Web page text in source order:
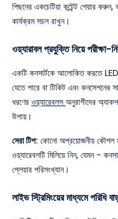
পিছনের একচেটিয়া কন্টেন্ট শেয়ার
কার্যক্রম সচল রাখুন।
ওয়্যারাবল প্রযুক্তি নিয়ে পরীক্ষা-
একটি কনসার্টকে আলোকিত করতে LED
যেতে পারে বা টিকিট এবং কনসেশনের
ধরণের ওয়্যারেবলস অনুরাগীদের
উপায়।
সেরা টিপ: কোনো অপ্রয়োজনীয় কৌশল
ওয়্যারেবলটি মিলিয়ে নিন, যেমন -
প্লেয়ার পরিসংখ্যান।
লাইভ স্ট্রিমিংয়ের মাধ্যমে পরিধি